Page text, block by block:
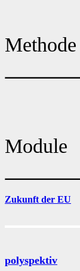
Methode
Module
Zukunft der EU
polyspektiv